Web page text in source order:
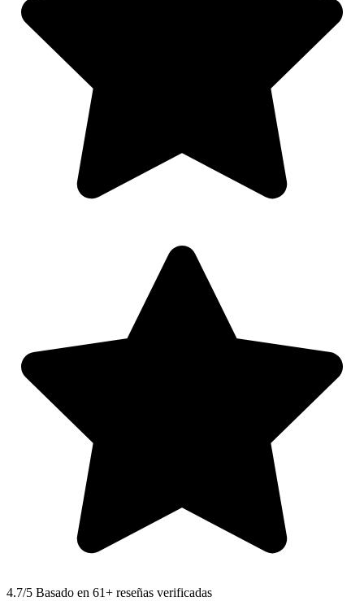
4.7/5 Basado en 61+ reseñas verificadas